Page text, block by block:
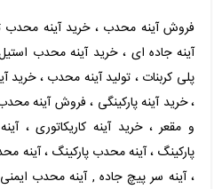
فروش آینه محدب ، خرید آینه محدب
آینه جاده ای ، خرید آینه محدب
پلی کربنات ، تولید آینه محدب ،
، خرید آینه پارکینگی ، فروش آینه
و مقعر ، خرید آینه کاریکاتوری ،
پارکینگ ، آینه محدب پارکینگ ، آینه
، آینه سر پیچ جاده , آینه محدب